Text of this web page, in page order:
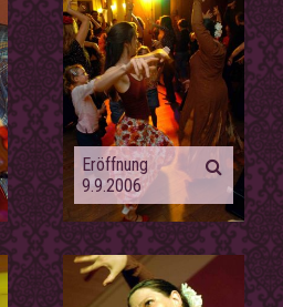
Eröffnung
9.9.2006